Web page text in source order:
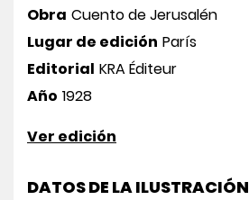
Obra Cuento de Jerusalén
Lugar de edición París
Editorial KRA Éditeur
Año 1928
Ver edición
DATOS DE LA ILUSTRACIÓN